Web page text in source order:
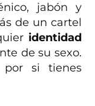
jabón y
de un cartel
identidad
de su sexo.
por si tienes